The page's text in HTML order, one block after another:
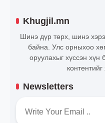
Khugjil.mn
Шинэ дүр төрх, шинэ
байна. Улс орныхоо
оруулахыг хүссэн хүн
Newsletters